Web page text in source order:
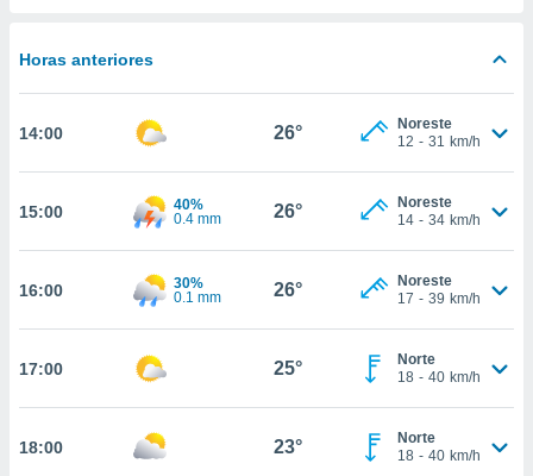
digital
permite
seguir
coste.
a la
todas
nuestros
ACEPTAR
CONTINUAR
Horas anteriores
14:00 26°
Noreste
12 - 31 km/h
15:00
40%
0.4 mm
26°
Noreste
14 - 34 km/h
16:00
30%
0.1 mm
26°
Noreste
17 - 39 km/h
17:00 25°
Norte
18 - 40 km/h
18:00 23°
Norte
18 - 40 km/h